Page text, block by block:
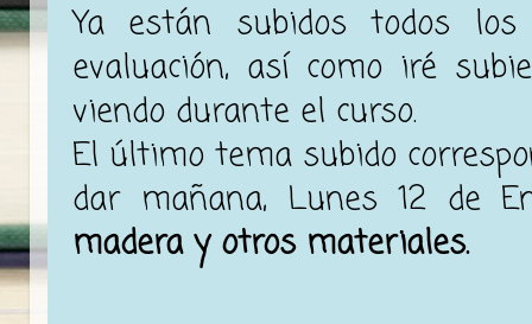
Ya están subidos todos
evaluación, así como iré
viendo durante el curso.
El último tema subido
dar mañana, Lunes 12 de
madera y otros materiales.